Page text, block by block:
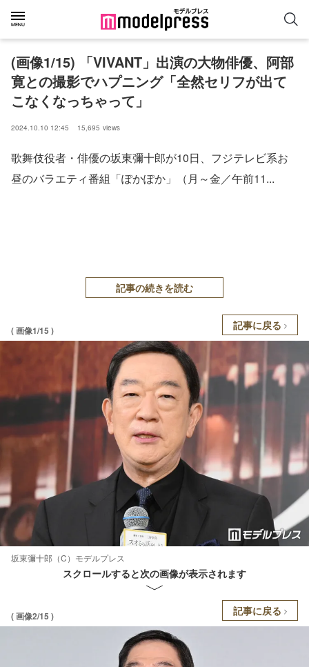
(画像1/15) 「VIVANT」出演の大物俳優、阿部
寛との撮影でハプニング「全然セリフが出て
こなくなっちゃって」
2024.10.10 12:45 15,695 views
歌舞伎役者・俳優の坂東彌十郎が10日、フジテレビ系お
昼のバラエティ番組「ぽかぽか」（月～金／午前11...
記事の続きを読む
( 画像1/15 ) 記事に戻る
坂東彌十郎（C）モデルプレス
スクロールすると次の画像が表示されます
( 画像2/15 ) 記事に戻る